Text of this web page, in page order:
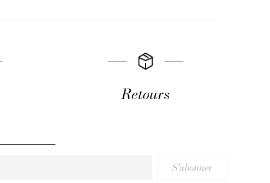
S’abonner
Retours